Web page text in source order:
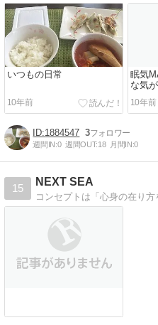
いつもの日常
10年前
眠気
な気
10年前
1884547 3
週間IN:0 週間OUT:18 月間IN:0
15
NEXT SEA
コンセプトは「心身の在り方